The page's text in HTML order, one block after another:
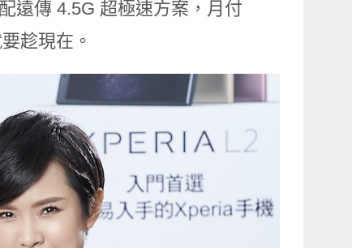
遠傳 4.5G 超極速方案，月付
趁現在。